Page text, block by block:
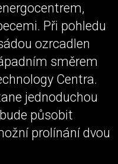
Při pohledu
ozrcadlen
směrem
Centra.
jednoduchou
působit
prolínání dvou